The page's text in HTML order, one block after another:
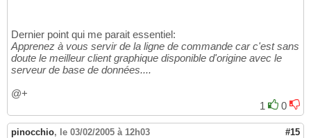
Dernier point qui me parait essentiel:
Apprenez à vous servir de la ligne de commande car c'est sans
doute le meilleur client graphique disponible d'origine avec le
serveur de base de données....
@+
1
0
pinocchio, le 03/02/2005 à 12h03 #15